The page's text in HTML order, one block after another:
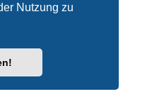
Nutzung zu